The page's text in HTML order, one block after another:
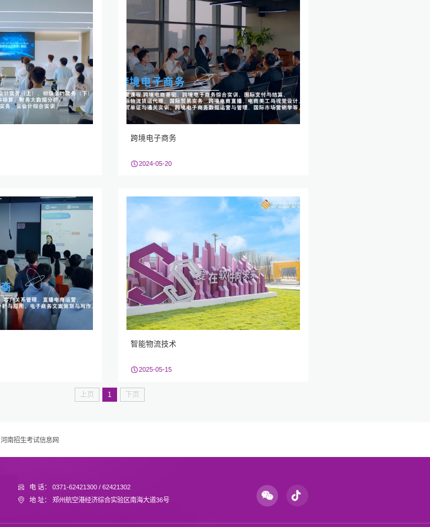
跨境电子商务
2024-05-20
智能物流技术
2025-05-15
上页 1 下页
河南招生考试信息网
电 话： 0371-62421300 / 62421302
地 址： 郑州航空港经济综合实验区南海大道36号